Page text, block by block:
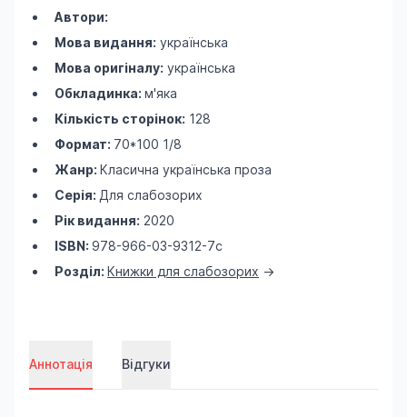
Автори:
Мова видання: українська
Мова оригіналу: українська
Обкладинка: м'яка
Кількість сторінок: 128
Формат: 70*100 1/8
Жанр: Класична українська проза
Серія: Для слабозорих
Рік видання: 2020
ISBN: 978-966-03-9312-7с
Розділ: Книжки для слабозорих ->
Аннотація Відгуки